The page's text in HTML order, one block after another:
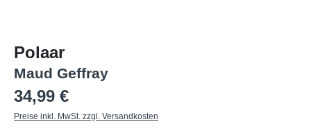
Polaar
Maud Geffray
Regulärer Preis:
34,99 €
Preise inkl. MwSt. zzgl. Versandkosten